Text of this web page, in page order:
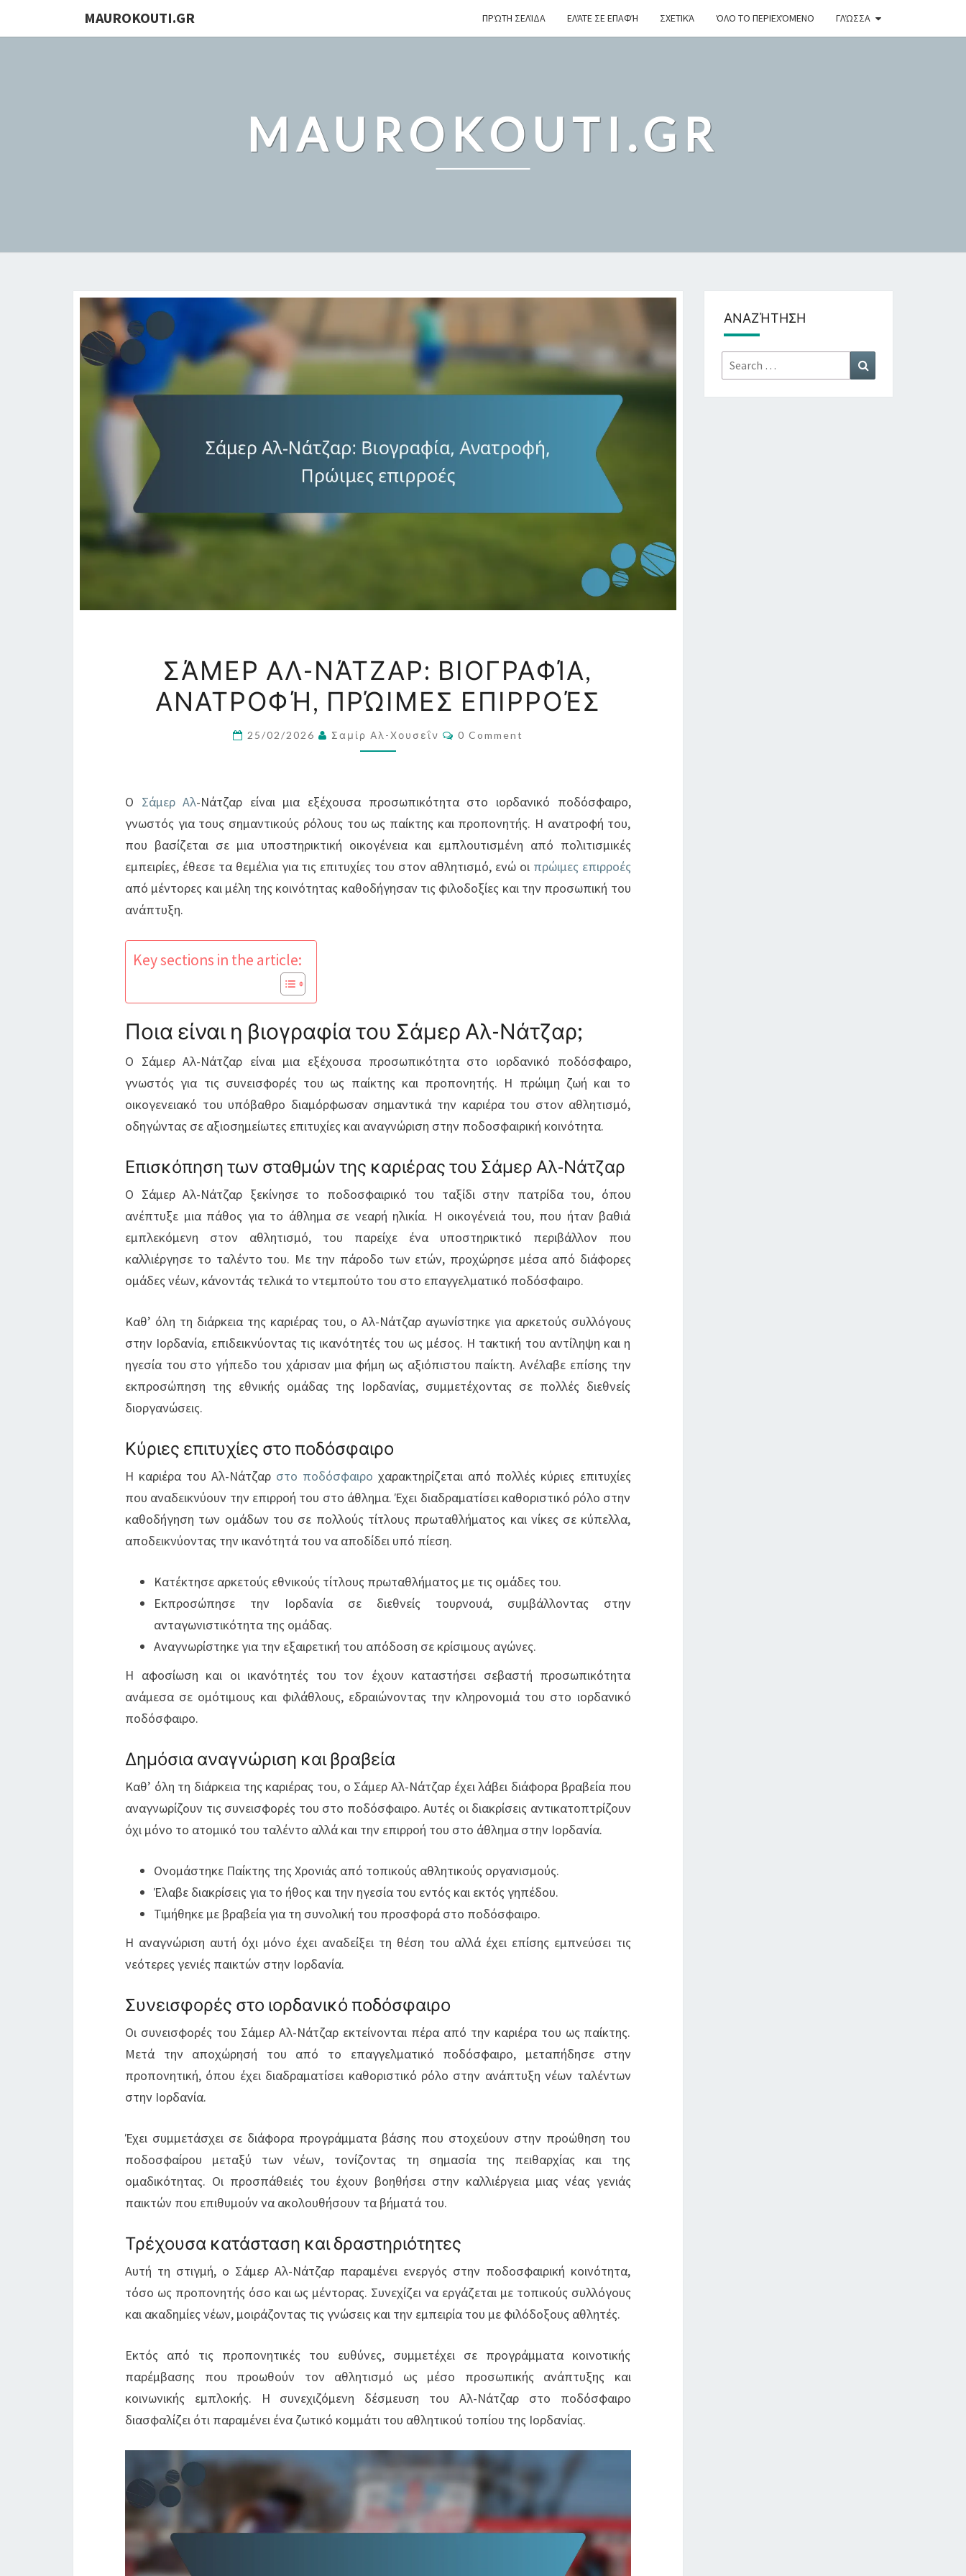
MAUROKOUTI.GR ΠΡΏΤΗ ΣΕΛΊΔΑ ΕΛΆΤΕ ΣΕ ΕΠΑΦΉ ΣΧΕΤΙΚΆ ΌΛΟ ΤΟ ΠΕΡΙΕΧΌΜΕΝΟ ΓΛΏΣΣΑ
MAUROKOUTI.GR
ΑΛ-
ΝΆΤΖΑΡ:
ΒΙΟΓΡΑΦΊΑ,
ΑΝΑΤΡΟΦΉ,
ΣΆΜΕΡ ΑΛ-ΝΆΤΖΑΡ: ΒΙΟΓΡΑΦΊΑ,
ΑΝΑΤΡΟΦΉ, ΠΡΏΙΜΕΣ ΕΠΙΡΡΟΈΣ
25/02/2026 Σαμίρ Αλ-Χουσεΐν Comments
0 Comment
Ο Σάμερ Αλ-Νάτζαρ είναι μια εξέχουσα προσωπικότητα στο ιορδανικό ποδόσφαιρο,
γνωστός για τους σημαντικούς ρόλους του ως παίκτης και προπονητής. Η ανατροφή του,
που βασίζεται σε μια υποστηρικτική οικογένεια και εμπλουτισμένη από πολιτισμικές
εμπειρίες, έθεσε τα θεμέλια για τις επιτυχίες του στον αθλητισμό, ενώ οι πρώιμες επιρροές
από μέντορες και μέλη της κοινότητας καθοδήγησαν τις φιλοδοξίες και την προσωπική του
ανάπτυξη.
Key sections in the article:
Ποια είναι η βιογραφία του Σάμερ Αλ-Νάτζαρ;
Ο Σάμερ Αλ-Νάτζαρ είναι μια εξέχουσα προσωπικότητα στο ιορδανικό ποδόσφαιρο,
γνωστός για τις συνεισφορές του ως παίκτης και προπονητής. Η πρώιμη ζωή και το
οικογενειακό του υπόβαθρο διαμόρφωσαν σημαντικά την καριέρα του στον αθλητισμό,
οδηγώντας σε αξιοσημείωτες επιτυχίες και αναγνώριση στην ποδοσφαιρική κοινότητα.
Επισκόπηση των σταθμών της καριέρας του Σάμερ Αλ-Νάτζαρ
Ο Σάμερ Αλ-Νάτζαρ ξεκίνησε το ποδοσφαιρικό του ταξίδι στην πατρίδα του, όπου
ανέπτυξε μια πάθος για το άθλημα σε νεαρή ηλικία. Η οικογένειά του, που ήταν βαθιά
εμπλεκόμενη στον αθλητισμό, του παρείχε ένα υποστηρικτικό περιβάλλον που
καλλιέργησε το ταλέντο του. Με την πάροδο των ετών, προχώρησε μέσα από διάφορες
ομάδες νέων, κάνοντάς τελικά το ντεμπούτο του στο επαγγελματικό ποδόσφαιρο.
Καθ’ όλη τη διάρκεια της καριέρας του, ο Αλ-Νάτζαρ αγωνίστηκε για αρκετούς συλλόγους
στην Ιορδανία, επιδεικνύοντας τις ικανότητές του ως μέσος. Η τακτική του αντίληψη και η
ηγεσία του στο γήπεδο του χάρισαν μια φήμη ως αξιόπιστου παίκτη. Ανέλαβε επίσης την
εκπροσώπηση της εθνικής ομάδας της Ιορδανίας, συμμετέχοντας σε πολλές διεθνείς
διοργανώσεις.
Κύριες επιτυχίες στο ποδόσφαιρο
Η καριέρα του Αλ-Νάτζαρ στο ποδόσφαιρο χαρακτηρίζεται από πολλές κύριες επιτυχίες
που αναδεικνύουν την επιρροή του στο άθλημα. Έχει διαδραματίσει καθοριστικό ρόλο στην
καθοδήγηση των ομάδων του σε πολλούς τίτλους πρωταθλήματος και νίκες σε κύπελλα,
αποδεικνύοντας την ικανότητά του να αποδίδει υπό πίεση.
Κατέκτησε αρκετούς εθνικούς τίτλους πρωταθλήματος με τις ομάδες του.
Εκπροσώπησε την Ιορδανία σε διεθνείς τουρνουά, συμβάλλοντας στην
ανταγωνιστικότητα της ομάδας.
Αναγνωρίστηκε για την εξαιρετική του απόδοση σε κρίσιμους αγώνες.
Η αφοσίωση και οι ικανότητές του τον έχουν καταστήσει σεβαστή προσωπικότητα
ανάμεσα σε ομότιμους και φιλάθλους, εδραιώνοντας την κληρονομιά του στο ιορδανικό
ποδόσφαιρο.
Δημόσια αναγνώριση και βραβεία
Καθ’ όλη τη διάρκεια της καριέρας του, ο Σάμερ Αλ-Νάτζαρ έχει λάβει διάφορα βραβεία που
αναγνωρίζουν τις συνεισφορές του στο ποδόσφαιρο. Αυτές οι διακρίσεις αντικατοπτρίζουν
όχι μόνο το ατομικό του ταλέντο αλλά και την επιρροή του στο άθλημα στην Ιορδανία.
Ονομάστηκε Παίκτης της Χρονιάς από τοπικούς αθλητικούς οργανισμούς.
Έλαβε διακρίσεις για το ήθος και την ηγεσία του εντός και εκτός γηπέδου.
Τιμήθηκε με βραβεία για τη συνολική του προσφορά στο ποδόσφαιρο.
Η αναγνώριση αυτή όχι μόνο έχει αναδείξει τη θέση του αλλά έχει επίσης εμπνεύσει τις
νεότερες γενιές παικτών στην Ιορδανία.
Συνεισφορές στο ιορδανικό ποδόσφαιρο
Οι συνεισφορές του Σάμερ Αλ-Νάτζαρ εκτείνονται πέρα από την καριέρα του ως παίκτης.
Μετά την αποχώρησή του από το επαγγελματικό ποδόσφαιρο, μεταπήδησε στην
προπονητική, όπου έχει διαδραματίσει καθοριστικό ρόλο στην ανάπτυξη νέων ταλέντων
στην Ιορδανία.
Έχει συμμετάσχει σε διάφορα προγράμματα βάσης που στοχεύουν στην προώθηση του
ποδοσφαίρου μεταξύ των νέων, τονίζοντας τη σημασία της πειθαρχίας και της
ομαδικότητας. Οι προσπάθειές του έχουν βοηθήσει στην καλλιέργεια μιας νέας γενιάς
παικτών που επιθυμούν να ακολουθήσουν τα βήματά του.
Τρέχουσα κατάσταση και δραστηριότητες
Αυτή τη στιγμή, ο Σάμερ Αλ-Νάτζαρ παραμένει ενεργός στην ποδοσφαιρική κοινότητα,
τόσο ως προπονητής όσο και ως μέντορας. Συνεχίζει να εργάζεται με τοπικούς συλλόγους
και ακαδημίες νέων, μοιράζοντας τις γνώσεις και την εμπειρία του με φιλόδοξους αθλητές.
Εκτός από τις προπονητικές του ευθύνες, συμμετέχει σε προγράμματα κοινοτικής
παρέμβασης που προωθούν τον αθλητισμό ως μέσο προσωπικής ανάπτυξης και
κοινωνικής εμπλοκής. Η συνεχιζόμενη δέσμευση του Αλ-Νάτζαρ στο ποδόσφαιρο
διασφαλίζει ότι παραμένει ένα ζωτικό κομμάτι του αθλητικού τοπίου της Ιορδανίας.
ΑΝΑΖΉΤΗΣΗ
Search
for: